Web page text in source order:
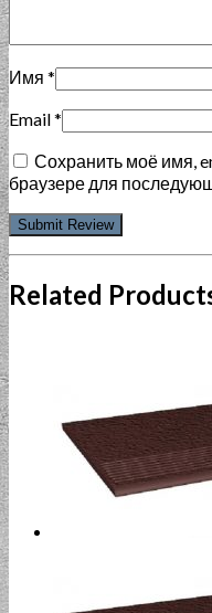
Имя *
Email*
Сохранить моё имя,
браузере для
Related